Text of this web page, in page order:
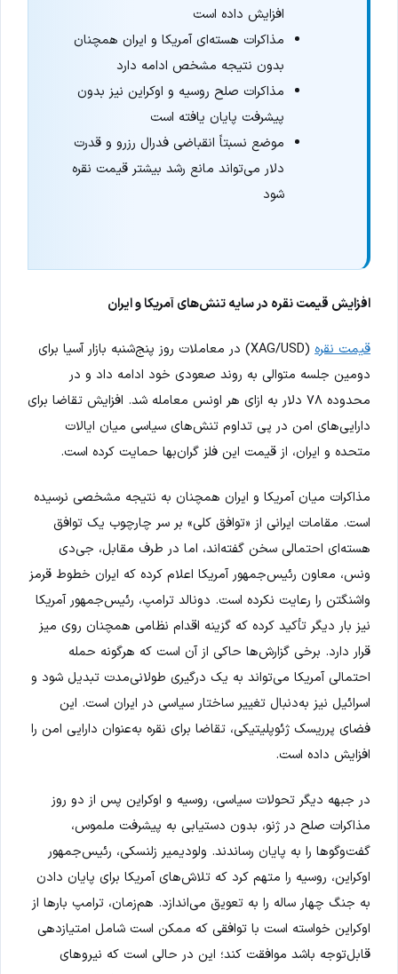
افزایش داده است
مذاکرات هسته‌ای آمریکا و ایران همچنان
بدون نتیجه مشخص ادامه دارد
مذاکرات صلح روسیه و اوکراین نیز بدون
پیشرفت پایان یافته است
موضع نسبتاً انقباضی فدرال رزرو و قدرت
دلار می‌تواند مانع رشد بیشتر قیمت نقره
شود
افزایش قیمت نقره در سایه تنش‌های آمریکا و ایران
قیمت نقره
(XAG/USD) در معاملات روز پنج‌شنبه بازار آسیا برای
دومین جلسه متوالی به روند صعودی خود ادامه داد و در
محدوده ۷۸ دلار به ازای هر اونس معامله شد. افزایش تقاضا برای
دارایی‌های امن در پی تداوم تنش‌های سیاسی میان ایالات
متحده و ایران، از قیمت این فلز گران‌بها حمایت کرده است.
مذاکرات میان آمریکا و ایران همچنان به نتیجه مشخصی نرسیده
است. مقامات ایرانی از «توافق کلی» بر سر چارچوب یک توافق
هسته‌ای احتمالی سخن گفته‌اند، اما در طرف مقابل، جی‌دی
ونس، معاون رئیس‌جمهور آمریکا اعلام کرده که ایران خطوط قرمز
واشنگتن را رعایت نکرده است. دونالد ترامپ، رئیس‌جمهور آمریکا
نیز بار دیگر تأکید کرده که گزینه اقدام نظامی همچنان روی میز
قرار دارد. برخی گزارش‌ها حاکی از آن است که هرگونه حمله
احتمالی آمریکا می‌تواند به یک درگیری طولانی‌مدت تبدیل شود و
اسرائیل نیز به‌دنبال تغییر ساختار سیاسی در ایران است. این
فضای پرریسک ژئوپلیتیکی، تقاضا برای نقره به‌عنوان دارایی امن را
افزایش داده است.
در جبهه دیگر تحولات سیاسی، روسیه و اوکراین پس از دو روز
مذاکرات صلح در ژنو، بدون دستیابی به پیشرفت ملموس،
گفت‌وگوها را به پایان رساندند. ولودیمیر زلنسکی، رئیس‌جمهور
اوکراین، روسیه را متهم کرد که تلاش‌های آمریکا برای پایان دادن
به جنگ چهار ساله را به تعویق می‌اندازد. هم‌زمان، ترامپ بارها از
اوکراین خواسته است با توافقی که ممکن است شامل امتیازدهی
قابل‌توجه باشد موافقت کند؛ این در حالی است که نیروهای